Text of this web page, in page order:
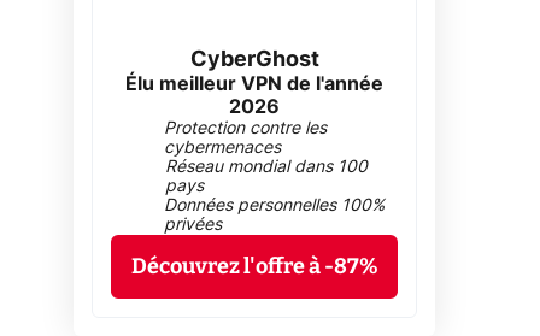
CyberGhost
Élu meilleur VPN de l'année
2026
Protection contre les
cybermenaces
Réseau mondial dans 100
pays
Données personnelles 100%
privées
Découvrez l'offre à -87%